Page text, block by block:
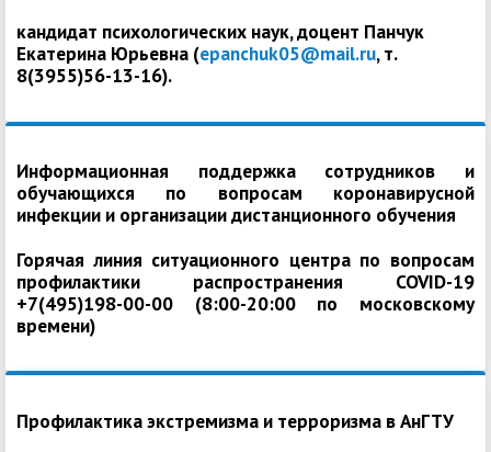
кандидат психологических наук, доцент Панчук
Екатерина Юрьевна (epanchuk05@mail.ru, т.
8(3955)56-13-16).
Информационная поддержка сотрудников и
обучающихся по вопросам коронавирусной
инфекции и организации дистанционного обучения
Горячая линия ситуационного центра по вопросам
профилактики распространения COVID-19
+7(495)198-00-00 (8:00-20:00 по московскому
времени)
Профилактика экстремизма и терроризма в АнГТУ